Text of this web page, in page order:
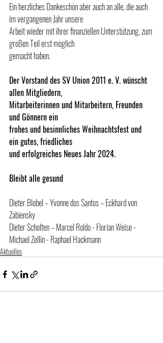
Ein herzliches Dankeschön aber auch an alle, die auch
im vergangenen Jahr unsere
Arbeit wieder mit ihrer finanziellen Unterstützung, zum
großen Teil erst möglich
gemacht haben.
Der Vorstand des SV Union 2011 e. V. wünscht
allen Mitgliedern,
Mitarbeiterinnen und Mitarbeitern, Freunden
und Gönnern ein
frohes und besinnliches Weihnachtsfest und
ein gutes, friedliches
und erfolgreiches Neues Jahr 2024.
Bleibt alle gesund
Dieter Blobel – Yvonne dos Santos – Eckhard von
Zabiensky
Dieter Scholten – Marcel Roldo - Florian Weise -
Michael Zellin - Raphael Hackmann
Aktuelles